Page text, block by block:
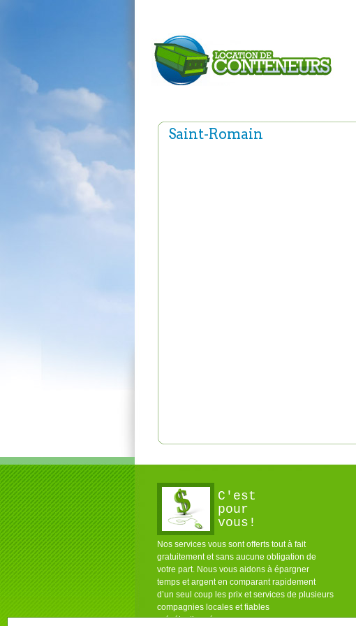
Saint-Romain
C'est
pour
vous!
Nos services vous sont offerts tout à fait
gratuitement et sans aucune obligation de
votre part. Nous vous aidons à épargner
temps et argent en comparant rapidement
d’un seul coup les prix et services de plusieurs
compagnies locales et fiables
présélectionnées pour vous.